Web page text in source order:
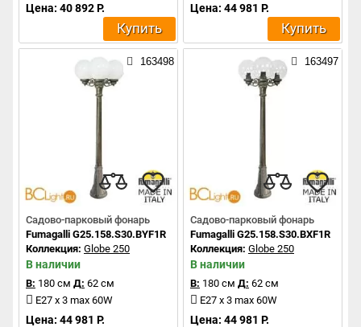
Цена: 40 892 Р.
Купить
Цена: 44 981 Р.
Купить
163498
Садово-парковый фонарь
Fumagalli G25.158.S30.BYF1R
Коллекция: Globe 250
В наличии
В: 180 см Д: 62 см
E27 x 3 max 60W
Цена: 44 981 Р.
163497
Садово-парковый фонарь
Fumagalli G25.158.S30.BXF1R
Коллекция: Globe 250
В наличии
В: 180 см Д: 62 см
E27 x 3 max 60W
Цена: 44 981 Р.